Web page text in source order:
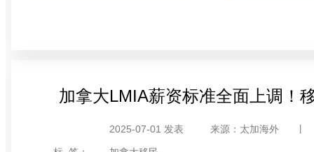
加拿大LMIA薪资标准全面上调！
2025-07-01 发表 来源：太加海外 丨